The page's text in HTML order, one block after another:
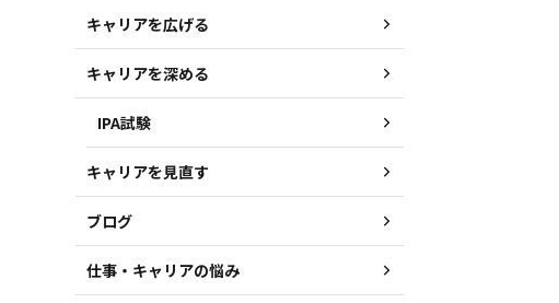
キャリアを広げる
キャリアを深める
IPA試験
キャリアを見直す
ブログ
仕事・キャリアの悩み